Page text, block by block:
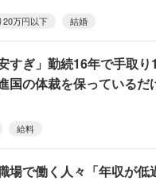
20万円以下 結婚
すぎ」勤続16年で手取
国の体裁を保っているだ
給料
場で働く人々「年収が